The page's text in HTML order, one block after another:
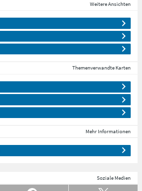
Weitere Ansichten
Themenverwandte Karten
Mehr Informationen
Soziale Medien